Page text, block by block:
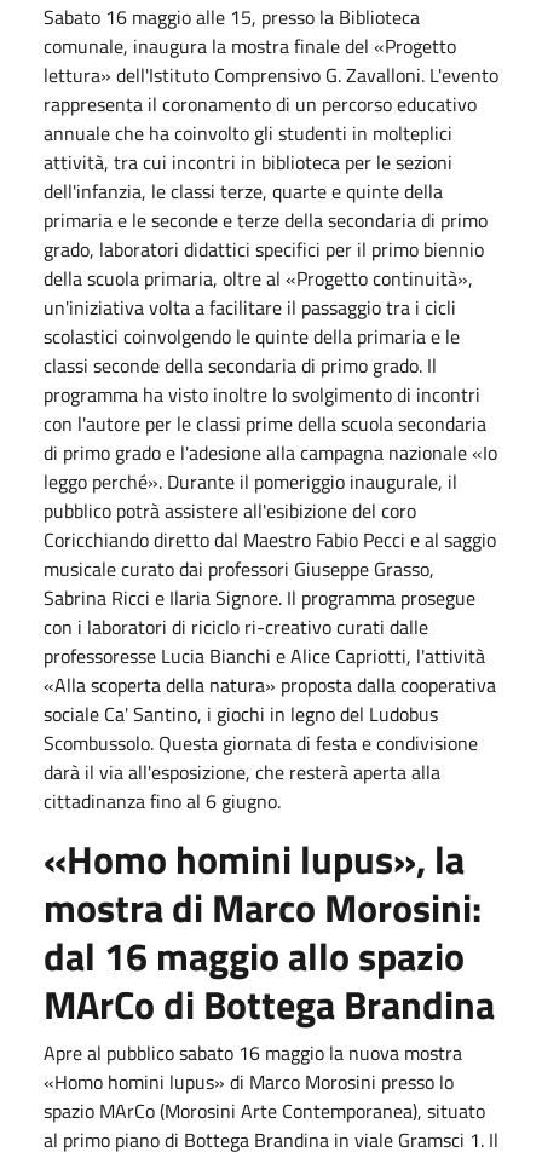
Sabato 16 maggioalle 15, presso la Biblioteca
comunale, inaugura la mostra finale del «Progetto
lettura» dell'Istituto Comprensivo G. Zavalloni. L'evento
rappresenta il coronamento di un percorso educativo
annuale che ha coinvolto gli studenti in molteplici
attività, tra cui incontri in biblioteca per le sezioni
dell'infanzia, le classi terze, quarte e quinte della
primaria e le seconde e terze della secondaria di primo
grado, laboratori didattici specifici per il primo biennio
della scuola primaria, oltre al «Progetto continuità»,
un'iniziativa volta a facilitare il passaggio tra i cicli
scolastici coinvolgendo le quinte della primaria e le
classi seconde della secondaria di primo grado. Il
programma ha visto inoltre lo svolgimento di incontri
con l'autore per le classi prime della scuola secondaria
di primo grado e l'adesione alla campagna nazionale «Io
leggo perché». Durante il pomeriggio inaugurale, il
pubblico potrà assistere all'esibizione del coro
Coricchiando diretto dal Maestro Fabio Pecci e al saggio
musicale curato dai professori Giuseppe Grasso,
Sabrina Ricci e Ilaria Signore. Il programma prosegue
con i laboratori di riciclo ri-creativo curati dalle
professoresse Lucia Bianchi e Alice Capriotti, l'attività
«Alla scoperta della natura» proposta dalla cooperativa
sociale Ca' Santino, i giochi in legno del Ludobus
Scombussolo. Questa giornata di festa e condivisione
darà il via all'esposizione, che resterà aperta alla
cittadinanza fino al 6 giugno.
«Homo homini lupus», la
mostra di Marco Morosini:
dal 16 maggioallo spazio
MArCo di Bottega Brandina
Apre al pubblicosabato 16 maggio la nuova mostra
«Homo homini lupus» di Marco Morosini presso lo
spazio MArCo (Morosini Arte Contemporanea), situato
al primo piano di Bottega Brandina in viale Gramsci 1. Il